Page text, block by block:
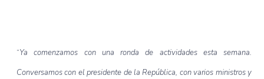
“Ya comenzamos con una ronda de actividades esta semana.
Conversamos con el presidente de la República, con varios ministros y